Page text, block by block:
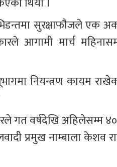
सुरक्षाफौजले एक
आगामी मार्च
नियन्त्रण कायम
गत वर्षदेखि अहिलेसम्म
प्रमुख नाम्बाला केशव